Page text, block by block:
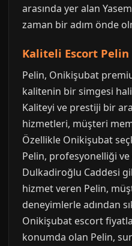
arasında yer alan
zaman bir adım önde
Kaliteli Escort Pelin
Pelin, Onikişubat
kalitenin bir simgesi
Kaliteyi ve prestiji bir
hizmetleri, müşteri
Özellikle Onikişubat
Pelin, profesyonelliği ve
Dulkadiroğlu Caddesi
hizmet veren Pelin,
deneyimlerle adından
Onikişubat escort
konumda olan Pelin,